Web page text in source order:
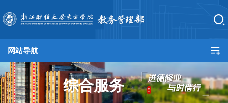
网站导航
网站首页
教务总览
综合服务